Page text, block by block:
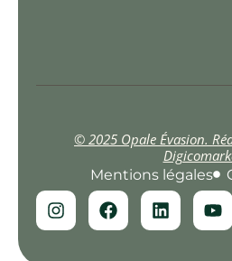
© 2025 Opale Évasion.
Mentions légales